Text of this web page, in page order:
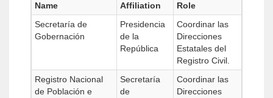
Name Affiliation
Role
Secretaría de
Gobernación
Presidencia
de la
República
Coordinar las
Direcciones
Estatales del
Registro Civil.
Registro Nacional
de Población e
Secretaría
de
Coordinar las
Direcciones